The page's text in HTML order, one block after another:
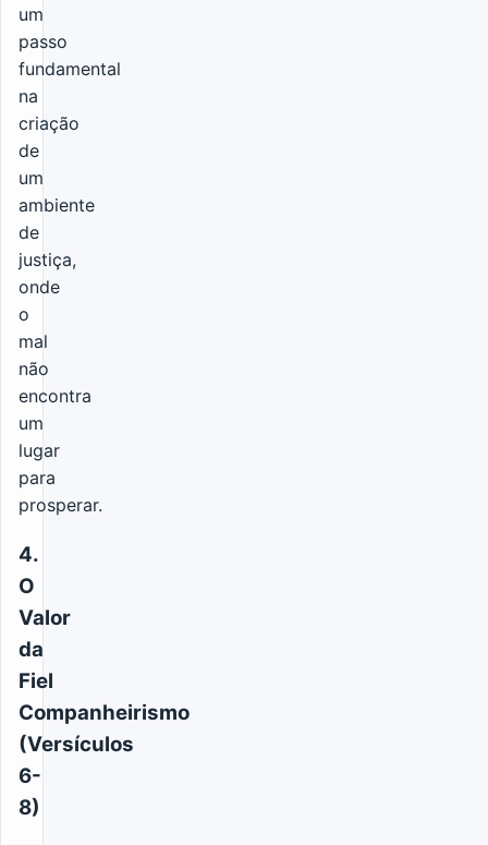
um
passo
fundamental
na
criação
de
um
ambiente
de
justiça,
onde
o
mal
não
encontra
um
lugar
para
prosperar.
4.
O
Valor
da
Fiel
Companheirismo
(Versículos
6-
8)